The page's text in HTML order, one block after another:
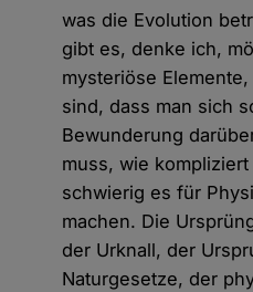
was die Evolution
gibt es, denke ich,
mysteriöse
sind, dass man sich
Bewunderung
muss, wie
schwierig es für
machen. Die
der Urknall, der
Naturgesetze, der